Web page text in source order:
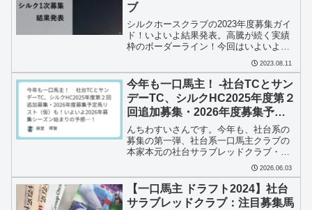
ブ
シルクホースクラブの2023年度募集ガイ
ド！いよいよ結果発表。高騰が続く実績
枠のボーダーライン！今回はいよいよ大
台に。更に今年から導入された10頭制限
の影響は？注目の申込口数と共にアラフ
ォーUMAJOがゆる～く、楽しみながら、
深掘視点で！
2023.08.11
今年も一口馬主！ ‐社台TCとサン
デーTC、シルクHC2025年度第２
回追加募集・2026年度募集予定
馬リスト（仮）も！いよいよ
2026年募集シーズン始まりの予
感…！
んちわすいさんです。今年も、社台系の
募集の第一弾、社台系一口馬主クラブの
本家本元の社台サラブレッドクラブ・サ
ンデーサラブレッドクラブの募集リスト
が確定しましたね！今年は世界一の馬イ
クイノックスの初年度産駒がいよいよ募
集に登場するということで...
2026.06.03
【一口馬主 ドラフト2024】社台
サラブレッドクラブ：注目募集馬